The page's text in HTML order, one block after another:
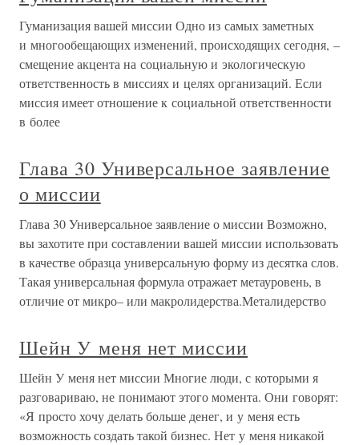
Гуманизация вашей миссии Одно из самых заметных
и многообещающих изменений, происходящих сегодня, –
смещение акцента на социальную и экологическую
ответственность в миссиях и целях организаций. Если
миссия имеет отношение к социальной ответственности
в более
Глава 30 Универсальное заявление
о миссии
Глава 30 Универсальное заявление о миссии Возможно,
вы захотите при составлении вашей миссии использовать
в качестве образца универсальную форму из десятка слов.
Такая универсальная формула отражает метауровень, в
отличие от микро– или макролидерства.Металидерство
Шейн У меня нет миссии
Шейн У меня нет миссии Многие люди, с которыми я
разговариваю, не понимают этого момента. Они говорят:
«Я просто хочу делать больше денег, и у меня есть
возможность создать такой бизнес. Нет у меня никакой